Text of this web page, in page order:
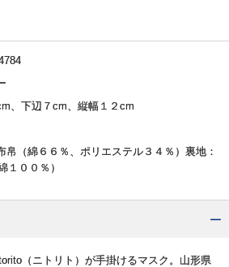
、下辺７cm、縦幅１２cm
帛（綿６６％、ポリエステル３４％）裏地：
１００％）
（ニトリト）が手掛けるマスク。山形県